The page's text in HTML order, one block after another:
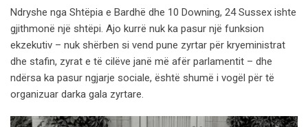
Ndryshe nga Shtëpia e Bardhë dhe 10 Downing, 24 Sussex ishte
gjithmonë një shtëpi. Ajo kurrë nuk ka pasur një funksion
ekzekutiv – nuk shërben si vend pune zyrtar për kryeministrat
dhe stafin, zyrat e të cilëve janë më afër parlamentit – dhe
ndërsa ka pasur ngjarje sociale, është shumë i vogël për të
organizuar darka gala zyrtare.